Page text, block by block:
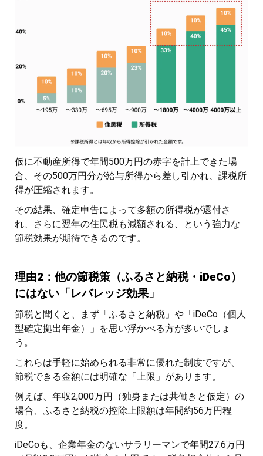
仮に不動産所得で年間500万円の赤字を計上できた場
合、その500万円分が給与所得から差し引かれ、課税所
得が圧縮されます。
その結果、確定申告によって多額の所得税が還付さ
れ、さらに翌年の住民税も減額される、という強力な
節税効果が期待できるのです。
理由2：他の節税策（ふるさと納税・iDeCo）
にはない「レバレッジ効果」
節税と聞くと、まず「ふるさと納税」や「iDeCo（個人
型確定拠出年金）」を思い浮かべる方が多いでしょ
う。
これらは手軽に始められる非常に優れた制度ですが、
節税できる金額には明確な「上限」があります。
例えば、年収2,000万円（独身または共働きと仮定）の
場合、ふるさと納税の控除上限額は年間約56万円程
度。
iDeCoも、企業年金のないサラリーマンで年間27.6万円